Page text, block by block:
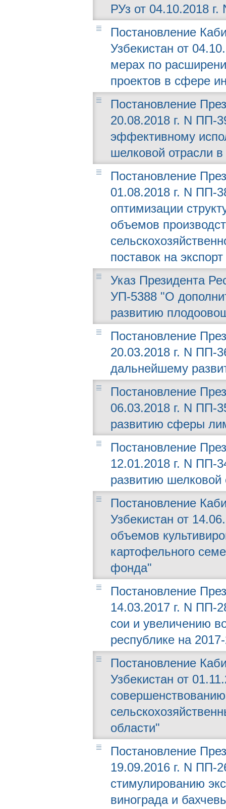
РУз от 04.10.2018 г.
Постановление
Узбекистан от
мерах по
проектов в сфере
Постановление
20.08.2018 г. N ПП-
эффективному
шелковой отрасли
Постановление
01.08.2018 г. N ПП-
оптимизации
объемов
поставок на
Указ Президента
УП-5388 "О
развитию
Постановление
20.03.2018 г. N ПП-
дальнейшему
Постановление
06.03.2018 г. N ПП-
развитию сферы
Постановление
12.01.2018 г. N ПП-
развитию шелковой
Постановление
Узбекистан от
объемов
картофельного
фонда"
Постановление
14.03.2017 г. N ПП-
сои и увеличению
республике на
Постановление
Узбекистан от
области"
Постановление
19.09.2016 г. N ПП-
стимулированию
винограда и